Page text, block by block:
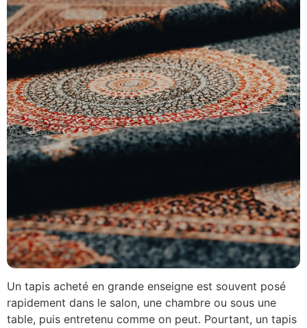
Un tapis acheté en grande enseigne est souvent posé
rapidement dans le salon, une chambre ou sous une
table, puis entretenu comme on peut. Pourtant, un tapis